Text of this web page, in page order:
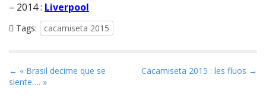
– 2014 : Liverpool
Tags: cacamiseta 2015
P
o
← « Brasil decime que se
siente…. »
Cacamiseta 2015 : les fluos →